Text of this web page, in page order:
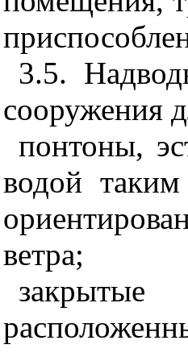
3.5.
сооружения
понтоны,
водой
ветра;
закрытые